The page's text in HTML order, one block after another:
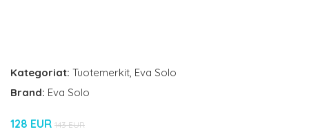
Kategoriat: Tuotemerkit, Eva Solo
Brand: Eva Solo
128 EUR 143 EUR